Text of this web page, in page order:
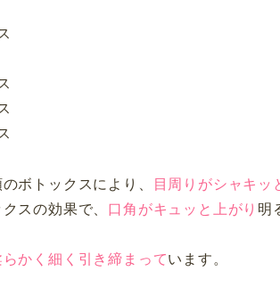
ボトックスにより、 目周りがシャキッ
スの効果で、 口角がキュッと上がり 明
かく細く引き締まっています。